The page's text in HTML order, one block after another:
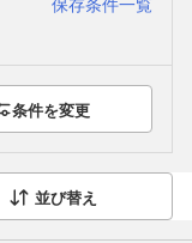
保存条件一覧
条件を変更
並び替え